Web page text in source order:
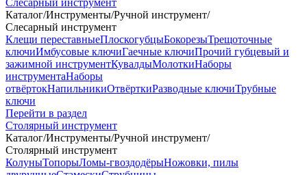
Слесарный инструмент
Каталог/Инструменты/Ручной инструмент/
Слесарный инструмент
Клещи переставныеПлоскогубцыБокорезыТрещоточные
ключиИмбусовые ключиГаечные ключиПрочий губцевый и
зажимной инструментКувалдыМолоткиНаборы
инструментаНаборы
отвёртокНапильникиОтвёрткиРазводные ключиТрубные
ключи
Перейти в раздел
Столярный инструмент
Каталог/Инструменты/Ручной инструмент/
Столярный инструмент
КолуныТопорыЛомы-гвоздодёрыНожовки, пилы